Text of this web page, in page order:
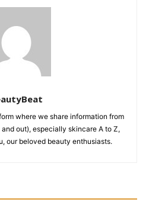
where we share information from
out), especially skincare A to Z,
our beloved beauty enthusiasts.